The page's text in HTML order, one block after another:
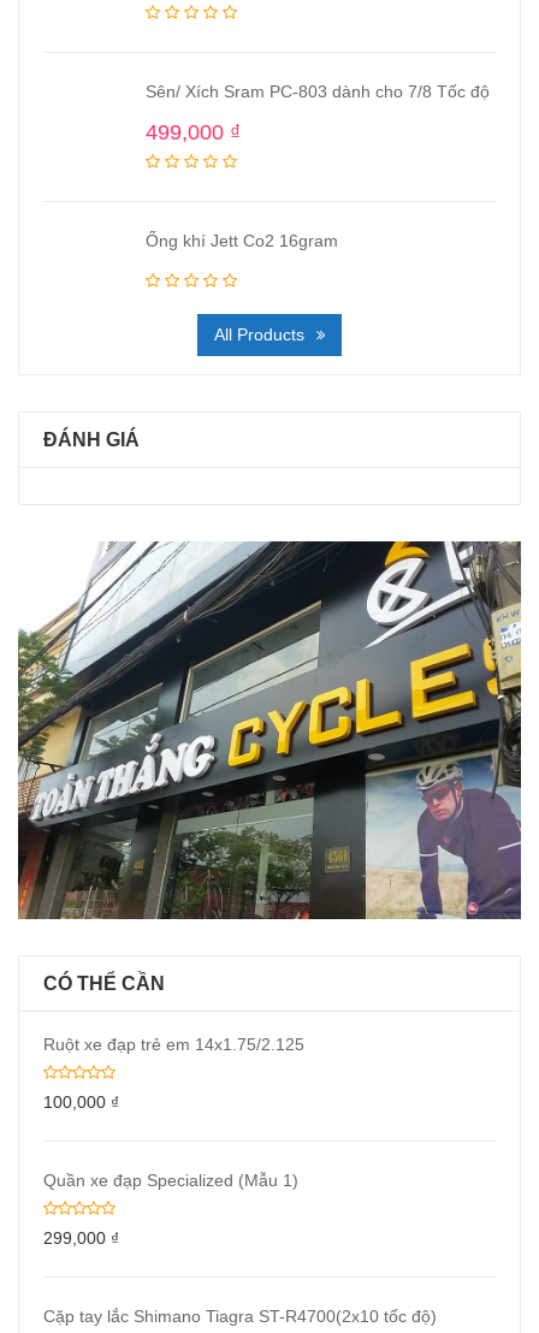
Sên/ Xích Sram PC-803 dành cho 7/8 Tốc độ
499,000 ₫
Ống khí Jett Co2 16gram
All Products
ĐÁNH GIÁ
CÓ THỂ CẦN
Ruột xe đạp trẻ em 14x1.75/2.125
100,000 ₫
Quần xe đạp Specialized (Mẫu 1)
299,000 ₫
Cặp tay lắc Shimano Tiagra ST-R4700(2x10 tốc độ)